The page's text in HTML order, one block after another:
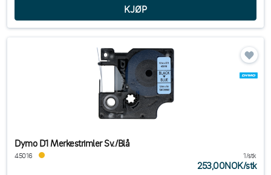
Dymo D1 Merkestrimler Sv./Blå
45016 1/stk
253,00NOK/stk